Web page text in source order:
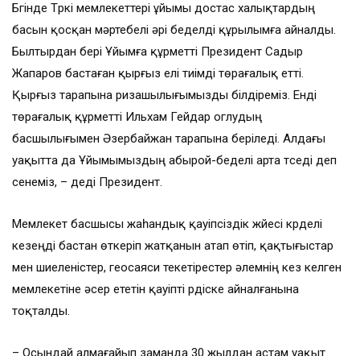
Бүгінде Түркі мемлекеттері ұйымы достас халықтардың
басын қосқан мәртебелі әрі беделді құрылымға айналды.
Былтырдан бері Ұйымға құрметті Президент Садыр
Жапаров бастаған қырғыз елі тиімді төрағалық етті.
Қырғыз тарапына ризашылығымызды білдіреміз. Енді
төрағалық құрметті Ильхам Гейдар оглудың
басшылығымен Әзербайжан тарапына беріледі. Алдағы
уақытта да Ұйымымыздың абырой-беделі арта түседі деп
сенеміз, – деді Президент.
Мемлекет басшысы жаһандық қауіпсіздік жүйесі күрделі
кезеңді бастан өткеріп жатқанын атап өтіп, қақтығыстар
мен шиеленістер, геосаяси текетірестер әлемнің кез келген
мемлекетіне әсер ететін қауіпті үрдіске айналғанына
тоқталды.
– Осындай алмағайып заманда 30 жылдан астам уақыт